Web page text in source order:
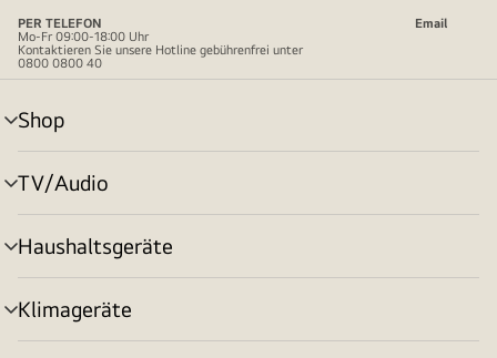
PER TELEFON
Email
Mo-Fr 09:00-18:00 Uhr
Kontaktieren Sie unsere Hotline gebührenfrei unter
0800 0800 40
Shop
Menü
umschalten
TV/Audio
Menü
umschalten
Haushaltsgeräte
Menü
umschalten
Klimageräte
Menü
umschalten